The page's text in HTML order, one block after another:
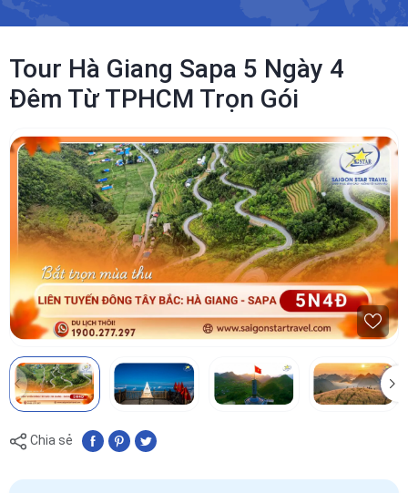
Tour Hà Giang Sapa 5 Ngày 4
Đêm Từ TPHCM Trọn Gói
Chia sẻ